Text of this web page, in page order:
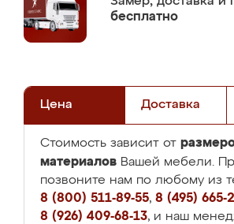
бесплатно
Цена Доставка
Стоимость зависит от
материалов Вашей мебели.
позвоните нам по любому из
8 (800) 511-89-55, 8 (495) 665-
8 (926) 409-68-13, и наш